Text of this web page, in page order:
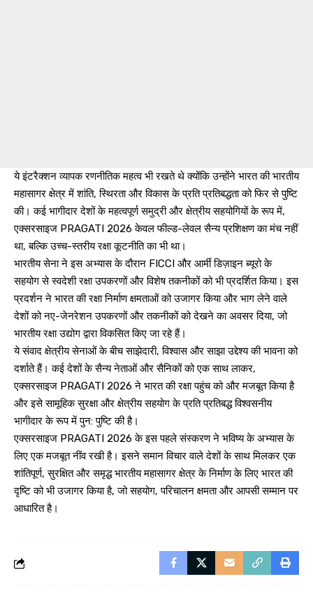
ये इंटरैक्शन व्यापक रणनीतिक महत्व भी रखते थे क्योंकि उन्होंने भारत की भारतीय
महासागर क्षेत्र में शांति, स्थिरता और विकास के प्रति प्रतिबद्धता को फिर से पुष्टि
की। कई भागीदार देशों के महत्वपूर्ण समुद्री और क्षेत्रीय सहयोगियों के रूप में,
एक्सरसाइज PRAGATI 2026 केवल फील्ड-लेवल सैन्य प्रशिक्षण का मंच नहीं
था, बल्कि उच्च-स्तरीय रक्षा कूटनीति का भी था।
भारतीय सेना ने इस अभ्यास के दौरान FICCI और आर्मी डिज़ाइन ब्यूरो के
सहयोग से स्वदेशी रक्षा उपकरणों और विशेष तकनीकों को भी प्रदर्शित किया। इस
प्रदर्शन ने भारत की रक्षा निर्माण क्षमताओं को उजागर किया और भाग लेने वाले
देशों को नए-जेनरेशन उपकरणों और तकनीकों को देखने का अवसर दिया, जो
भारतीय रक्षा उद्योग द्वारा विकसित किए जा रहे हैं।
ये संवाद क्षेत्रीय सेनाओं के बीच साझेदारी, विश्वास और साझा उद्देश्य की भावना को
दर्शाते हैं। कई देशों के सैन्य नेताओं और सैनिकों को एक साथ लाकर,
एक्सरसाइज PRAGATI 2026 ने भारत की रक्षा पहुंच को और मजबूत किया है
और इसे सामूहिक सुरक्षा और क्षेत्रीय सहयोग के प्रति प्रतिबद्ध विश्वसनीय
भागीदार के रूप में पुन: पुष्टि की है।
एक्सरसाइज PRAGATI 2026 के इस पहले संस्करण ने भविष्य के अभ्यास के
लिए एक मजबूत नींव रखी है। इसने समान विचार वाले देशों के साथ मिलकर एक
शांतिपूर्ण, सुरक्षित और समृद्ध भारतीय महासागर क्षेत्र के निर्माण के लिए भारत की
दृष्टि को भी उजागर किया है, जो सहयोग, परिचालन क्षमता और आपसी सम्मान पर
आधारित है।